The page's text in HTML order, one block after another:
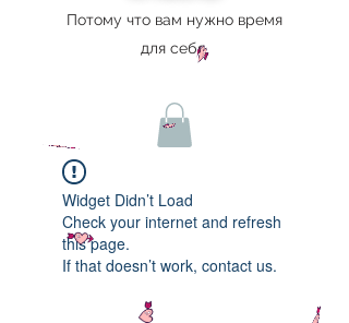
Потому что вам нужно время
для себя
Widget Didn’t Load
Check your internet and refresh
this page.
If that doesn’t work, contact us.